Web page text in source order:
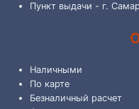
Пункт выдачи - г.
Наличными
По карте
Безналичный расчет